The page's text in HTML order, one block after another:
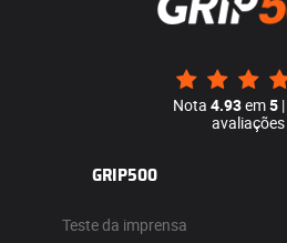
Nota 4.93em5 |
avaliações
GRIP500
Teste da imprensa